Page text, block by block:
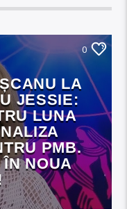
0
LA
JESSIE:
LUNA
PMB.
ÎN NOUA